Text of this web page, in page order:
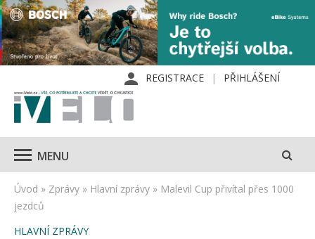
REGISTRACE PŘIHLÁŠENÍ
MENU
Úvod » Zprávy » Hlavní zprávy » Malevil Cup přivítal přes 1000
jezdců
HLAVNÍ ZPRÁVY